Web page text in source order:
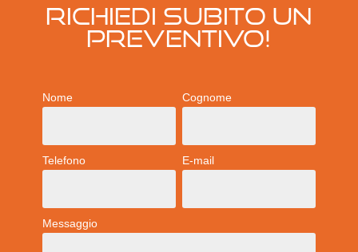
RICHIEDI SUBITO UN
PREVENTIVO!
Nome Cognome
Telefono E-mail
Messaggio